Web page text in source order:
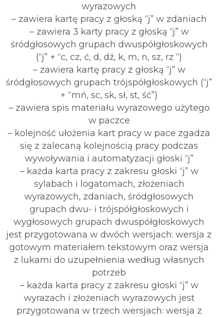
wyrazowych
– zawiera kartę pracy z głoską “j” w zdaniach
– zawiera 3 karty pracy z głoską “j” w
śródgłosowych grupach dwuspółgłoskowych
(“j” + “c, cz, ć, d, dź, k, m, n, sz, rz “)
– zawiera kartę pracy z głoską “j” w
śródgłosowych grupach trójspółgłoskowych (“j”
+ “mń, sc, sk, sł, st, ść”)
– zawiera spis materiału wyrazowego użytego
w paczce
– kolejność ułożenia kart pracy w pace zgadza
się z zalecaną kolejnością pracy podczas
wywoływania i automatyzacji głoski “j”
– każda karta pracy z zakresu głoski “j” w
sylabach i logatomach, złożeniach
wyrazowych, zdaniach, śródgłosowych
grupach dwu- i trójspółgłoskowych i
wygłosowych grupach dwuspółgłoskowych
jest przygotowana w dwóch wersjach: wersja z
gotowym materiałem tekstowym oraz wersja
z lukami do uzupełnienia według własnych
potrzeb
– każda karta pracy z zakresu głoski “j” w
wyrazach i złożeniach wyrazowych jest
przygotowana w trzech wersjach: wersja z